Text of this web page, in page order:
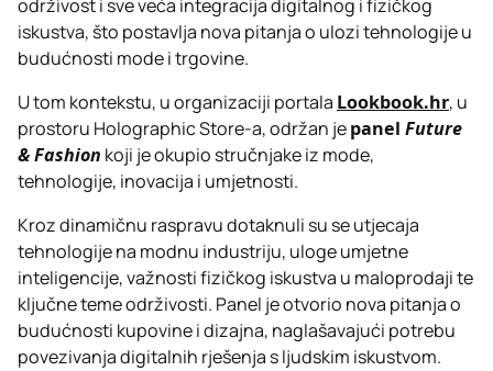
održivost i sve veća integracija digitalnog i fizičkog
iskustva, što postavlja nova pitanja o ulozi tehnologije u
budućnosti mode i trgovine.
U tom kontekstu, u organizaciji portala Lookbook.hr, u
prostoru Holographic Store-a, održan jepanel Future
& Fashion koji je okupio stručnjake iz mode,
tehnologije, inovacija i umjetnosti.
Kroz dinamičnu raspravu dotaknuli su se utjecaja
tehnologije na modnu industriju, uloge umjetne
inteligencije, važnosti fizičkog iskustva u maloprodaji te
ključne teme održivosti. Panel je otvorio nova pitanja o
budućnosti kupovine i dizajna, naglašavajući potrebu
povezivanja digitalnih rješenja s ljudskim iskustvom.